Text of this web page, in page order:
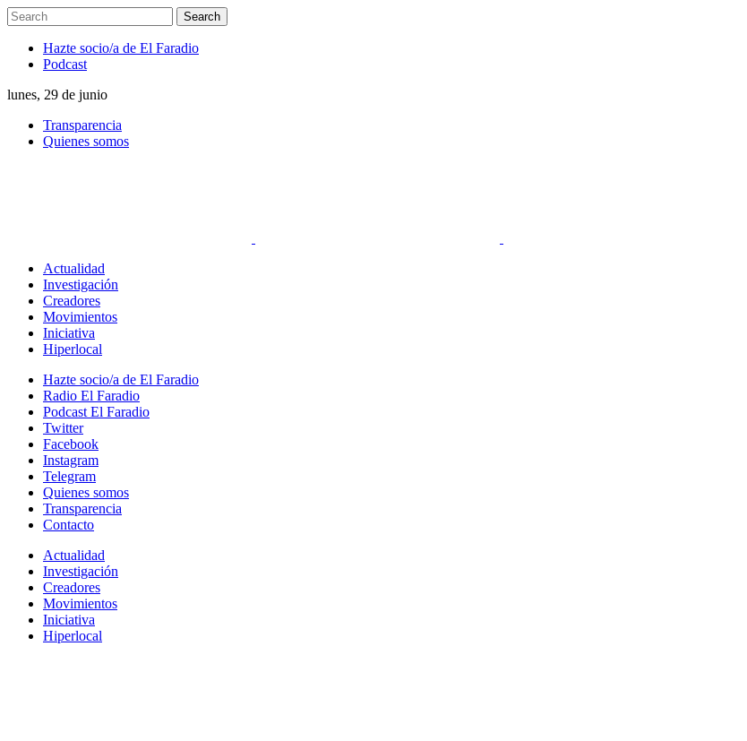
Hazte socio/a de El Faradio
Podcast
lunes, 29 de junio
Transparencia
Quienes somos
Actualidad
Investigación
Creadores
Movimientos
Iniciativa
Hiperlocal
Hazte socio/a de El Faradio
Radio El Faradio
Podcast El Faradio
Twitter
Facebook
Instagram
Telegram
Quienes somos
Transparencia
Contacto
Actualidad
Investigación
Creadores
Movimientos
Iniciativa
Hiperlocal